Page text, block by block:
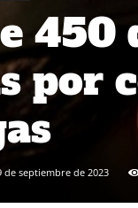
450
por
de septiembre de 2023